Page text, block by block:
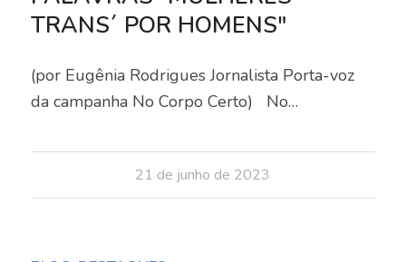
TRANS´ POR HOMENS"
(por Eugênia Rodrigues Jornalista Porta-voz
da campanha No Corpo Certo) No…
21 de junho de 2023